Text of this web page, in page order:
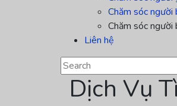
Chăm sóc người
Chăm sóc người
Liên hệ
Dịch Vụ